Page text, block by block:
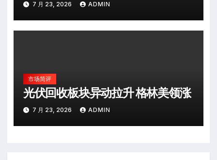
7 月 23, 2026 ADMIN
市场简评
光伏回收板块异动拉升 格林美领涨
7 月 23, 2026 ADMIN